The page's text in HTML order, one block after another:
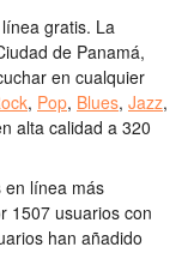
gratis. La
de Panamá,
en cualquier
, Pop, Blues, Jazz,
alta calidad a 320
en línea más
1507 usuarios con
han añadido